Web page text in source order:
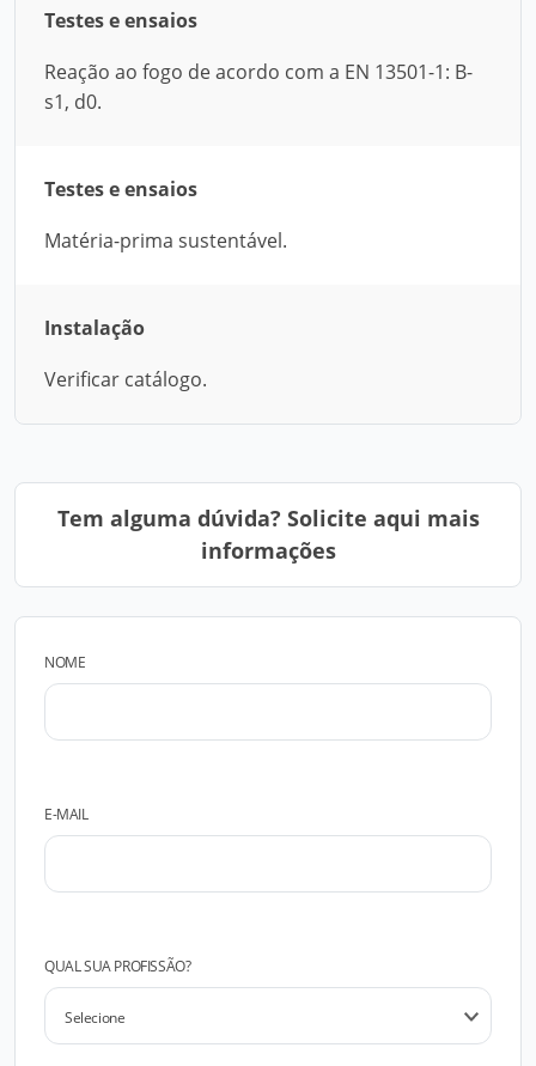
Testes e ensaios
Reação ao fogo de acordo com a EN 13501-1: B-
s1, d0.
Testes e ensaios
Matéria-prima sustentável.
Instalação
Verificar catálogo.
Tem alguma dúvida? Solicite aqui mais
informações
NOME
E-MAIL
QUAL SUA PROFISSÃO?